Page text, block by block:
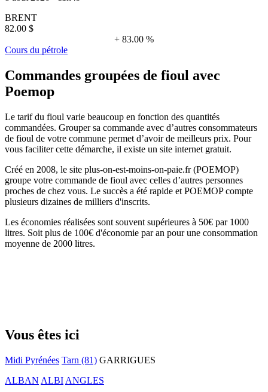
BRENT
82.00 $
+ 83.00 %
Cours du pétrole
Commandes groupées de fioul avec
Poemop
Le tarif du fioul varie beaucoup en fonction des quantités
commandées. Grouper sa commande avec d’autres consommateurs
de fioul de votre commune permet d’avoir de meilleurs prix. Pour
vous faciliter cette démarche, il existe un site internet gratuit.
Créé en 2008, le site plus-on-est-moins-on-paie.fr (POEMOP)
groupe votre commande de fioul avec celles d’autres personnes
proches de chez vous. Le succès a été rapide et POEMOP compte
plusieurs dizaines de milliers d'inscrits.
Les économies réalisées sont souvent supérieures à 50€ par 1000
litres. Soit plus de 100€ d'économie par an pour une consommation
moyenne de 2000 litres.
Vous êtes ici
Midi Pyrénées Tarn (81) GARRIGUES
ALBAN ALBI ANGLES